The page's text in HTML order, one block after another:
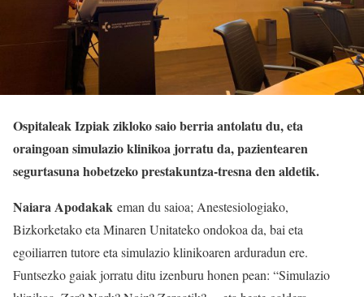
Ospitaleak Izpiak zikloko saio berria antolatu du, eta
oraingoan simulazio klinikoa jorratu da, pazientearen
segurtasuna hobetzeko prestakuntza-tresna den aldetik.
Naiara Apodakak eman du saioa; Anestesiologiako,
Bizkorketako eta Minaren Unitateko ondokoa da, bai eta
egoiliarren tutore eta simulazio klinikoaren arduradun ere.
Funtsezko gaiak jorratu ditu izenburu honen pean: “Simulazio